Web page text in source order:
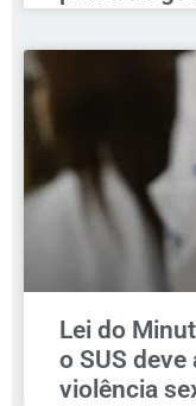
Lei do
o SUS
violência